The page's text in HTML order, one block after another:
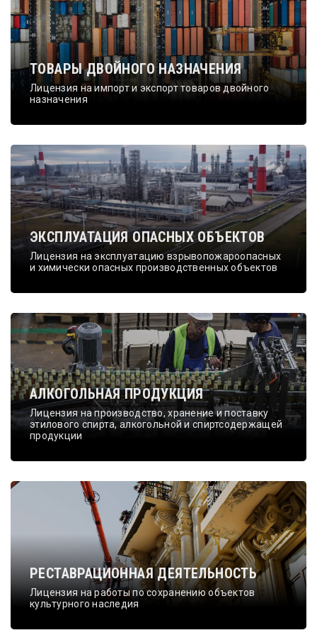
ТОВАРЫ ДВОЙНОГО НАЗНАЧЕНИЯ
Лицензия на импорт и экспорт товаров двойного
назначения
ЭКСПЛУАТАЦИЯ ОПАСНЫХ ОБЪЕКТОВ
Лицензия на эксплуатацию взрывопожароопасных
и химически опасных производственных объектов
АЛКОГОЛЬНАЯ ПРОДУКЦИЯ
Лицензия на производство, хранение и поставку
этилового спирта, алкогольной и спиртсодержащей
продукции
РЕСТАВРАЦИОННАЯ ДЕЯТЕЛЬНОСТЬ
Лицензия на работы по сохранению объектов
культурного наследия